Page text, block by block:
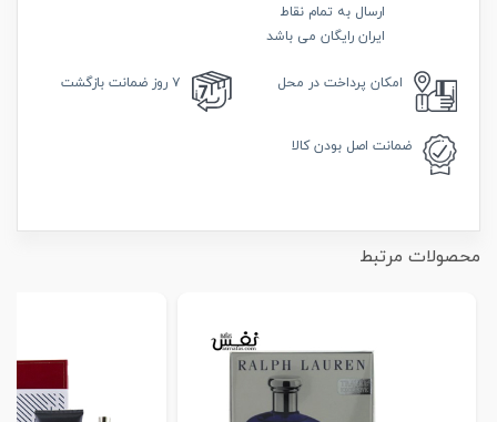
ارسال به تمام نقاط
ایران رایگان می باشد
امکان پرداخت در محل ۷ روز ضمانت بازگشت
ضمانت اصل بودن کالا
محصولات مرتبط